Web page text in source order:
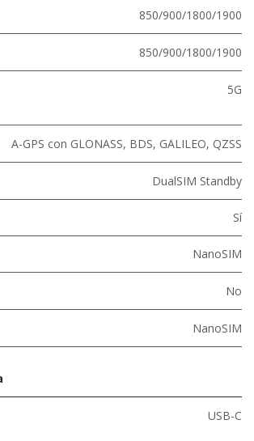
850/900/1800/1900
850/900/1800/1900
5G
A-GPS con GLONASS, BDS, GALILEO, QZSS
DualSIM Standby
Sí
NanoSIM
No
NanoSIM
USB-C